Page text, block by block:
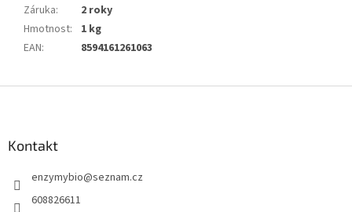
Záruka:
2 roky
Hmotnost:
1 kg
EAN: 8594161261063
Kontakt
enzymybio@seznam.cz
608826611